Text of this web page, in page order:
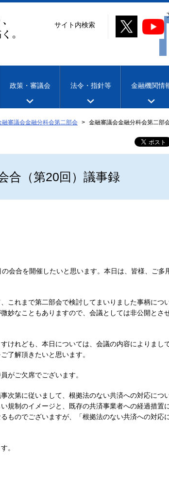
サイト内検索
政策・審議会 法令・指針等 金融機関情
融審議会金融分科会第二部会 金融審議会金融分科会第二部
合（第20回）議事録
会合を開催したいと思います。本日は、皆様、ご多
これまで第二部会で検討してまいりました事柄につ
妙なこともありますので、会議としては非公開とさ
けれども、本日については、会議の内容によりまし
了解頂きたいと思います。
がご欠席でございます。
次第に従いまして、根拠法のない共済への対応につ
規制のイメージと、既存の共済事業者への経過措置
ものでございますが、「根拠法のない共済への対応
。